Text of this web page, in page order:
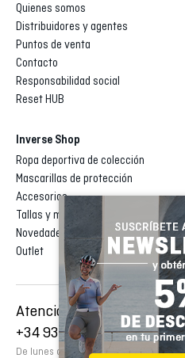
Quienes somos
Distribuidores y agentes
Puntos de venta
Contacto
Responsabilidad social
Reset HUB
Inverse Shop
Ropa deportiva de colección
Mascarillas de protección
Accesorios
Tallas y medidas
Novedades
Outlet
Atención al cliente
+34 935 795 021
De lunes a viernes de 9:00 a 18:00h